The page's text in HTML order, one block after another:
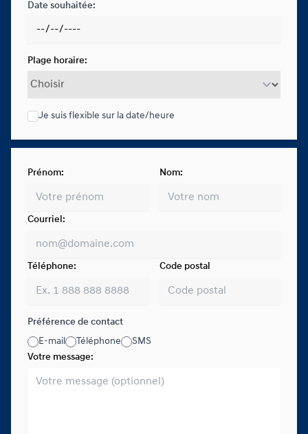
Date souhaitée:
Plage horaire:
Je suis flexible sur la date/heure
Prénom: Nom:
Courriel:
Téléphone: Code postal
Préférence de contact
E-mail
Téléphone
SMS
Votre message: